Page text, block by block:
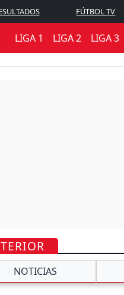
FÚTBOL TV
LIGA 1 LIGA 2 LIGA 3
NOTICIAS